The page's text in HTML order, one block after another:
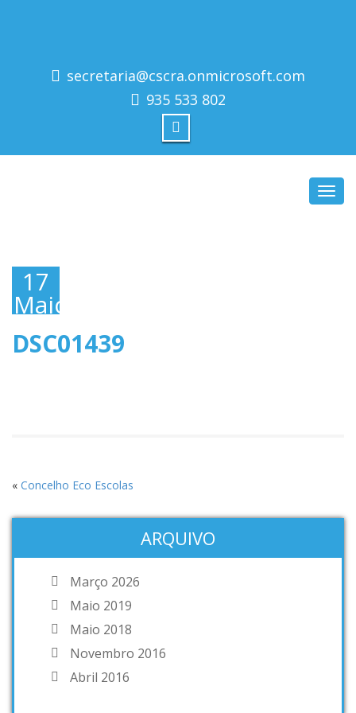
secretaria@cscra.onmicrosoft.com
935 533 802
17
Maio,
2019
DSC01439
« Concelho Eco Escolas
ARQUIVO
Março 2026
Maio 2019
Maio 2018
Novembro 2016
Abril 2016